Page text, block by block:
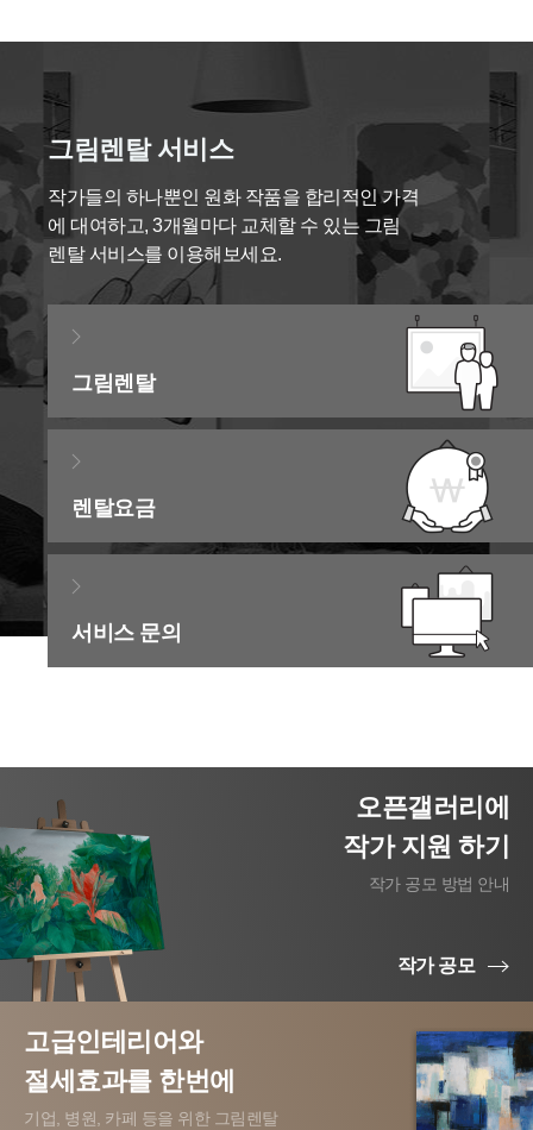
그림렌탈 서비스
작가들의 하나뿐인 원화 작품을 합리적인 가격
에 대여하고, 3개월마다 교체할 수 있는 그림
렌탈 서비스를 이용해보세요.
그림렌탈
렌탈요금
서비스 문의
오픈갤러리에
작가 지원 하기
작가 공모 방법 안내
작가 공모
고급인테리어와
절세효과를 한번에
기업, 병원, 카페 등을 위한 그림렌탈